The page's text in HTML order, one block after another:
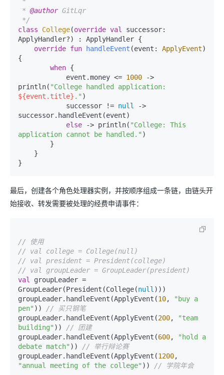
* @author GitLqr
*/
class
College(override val
successor:
ApplyHandler?) : ApplyHandler {
override fun handleEvent (event: ApplyEvent)
{
when {
            event.money <=
1000 ->
println(
${event.title} ." )
            successor !=
null
->
successor.handleEvent(event)
else -> println( "College: This
application cannot be handled." )
最后，创建各个角色处理器实例，并按顺序组成一条链，由链头开
始接收、转发需要被处理的经费申请事件：
// 使用
// val college = College(null)
// val president = President(college)
// val groupLeader = GroupLeader(president)
val
groupLeader =
GroupLeader(President(College(null )))
groupLeader.handleEvent(ApplyEvent(10,
"buy a
pen" ))
// 买只钢笔
groupLeader.handleEvent(ApplyEvent(200,
"team
building" ))
// 团建
groupLeader.handleEvent(ApplyEvent(600,
"hold a
debate match" ))
// 举行辩论赛
groupLeader.handleEvent(ApplyEvent(1200
"annual meeting of the college" )) // 学院年会